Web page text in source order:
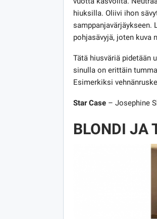
hiuksilla. Oliivi ihon
samppanjavärjäykseen.
pohjasävyjä, joten kuva
Tätä hiusväriä pidetään
sinulla on erittäin
Esimerkiksi
Star Case– Josephine
BLONDI JA